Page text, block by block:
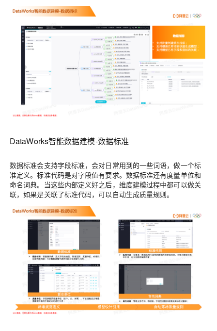
DataWorks智能数据建模-数据标准
数据标准会支持字段标准，会对日常用到的一些词语，做一个标
准定义。标准代码是对字段值有要求。数据标准还有度量单位和
命名词典。当这些内部定义好之后，维度建模过程中都可以做关
联，如果是关联了标准代码，可以自动生成质量规则。